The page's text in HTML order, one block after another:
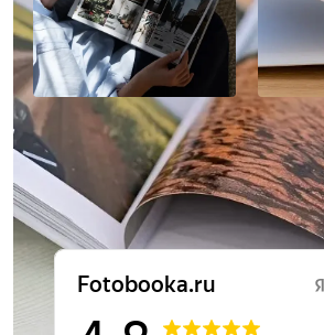
Отзывы о нас